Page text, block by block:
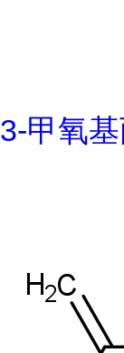
3-甲氧